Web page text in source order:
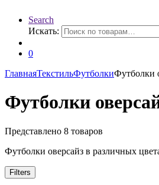
Search
Искать:
0
ГлавнаяТекстильФутболкиФутболки
Футболки
Представлено 8 товаров
Футболки оверсайз в различных
Filters